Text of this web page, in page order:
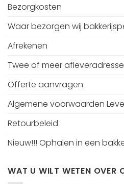
Bezorgkosten
Waar bezorgen wij
Afrekenen
Twee of meer
Offerte aanvragen
Algemene voorwaarden
Retourbeleid
Nieuw!!! Ophalen in een
WAT U WILT WETEN OVER